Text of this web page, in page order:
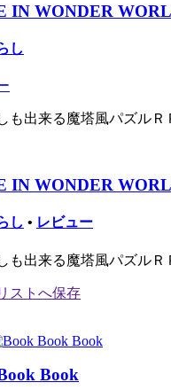
IN WONDER
し
も出来る魔塔風パズルＲ
IN WONDER
し • レビュー
も出来る魔塔風パズルＲ
Book